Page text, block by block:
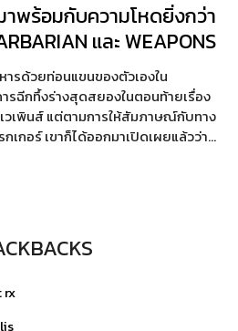
าพร้อมกับความโหดยิ่งกว่า
และ WEAPONS
รด้วยท่อนแขนของตัวเองใน
รฉีกทึ้งร่างสุดสยองในตอนท้ายเรื่อง
วเพินส์ แต่ตามการให้สัมภาษณ์กับทาง
เกอร์ เขาก็ได้ออกมาเปิดเผยแล้วว่า…